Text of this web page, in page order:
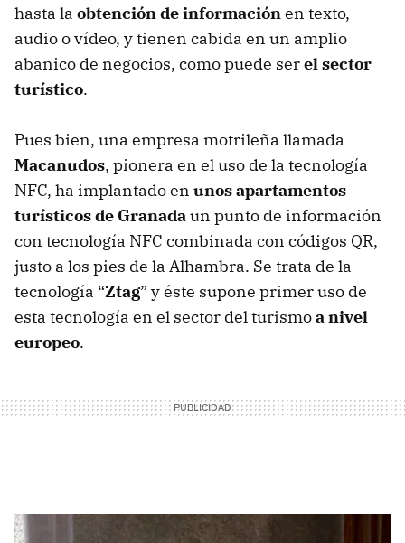
hasta la obtención de informaciónen texto,
audio o vídeo, y tienen cabida en un amplio
abanico de negocios, como puede serel sector
turístico.
Pues bien, una empresa motrileña llamada
Macanudos, pionera en el uso de la tecnología
NFC, ha implantado en unos apartamentos
turísticos de Granadaun punto de información
con tecnología NFC combinada con códigos QR,
justo a los pies de la Alhambra. Se trata de la
tecnología “Ztag” y éste supone primer uso de
esta tecnología en el sector del turismoa nivel
europeo.